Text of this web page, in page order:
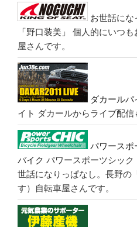
お世話にな
「野口装美」
個人的にいつも
屋さんです。
ダカール
イト ダカールからライブ配
パワース
バイク パワースポーツシッ
世話になりっぱなし。長野の
す）自転車屋さんです。